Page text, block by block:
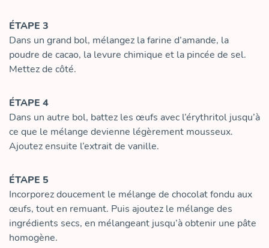
ÉTAPE 3
Dans un grand bol, mélangez la farine d’amande, la
poudre de cacao, la levure chimique et la pincée de sel.
Mettez de côté.
ÉTAPE 4
Dans un autre bol, battez les œufs avec l’érythritol jusqu’à
ce que le mélange devienne légèrement mousseux.
Ajoutez ensuite l’extrait de vanille.
ÉTAPE 5
Incorporez doucement le mélange de chocolat fondu aux
œufs, tout en remuant. Puis ajoutez le mélange des
ingrédients secs, en mélangeant jusqu’à obtenir une pâte
homogène.